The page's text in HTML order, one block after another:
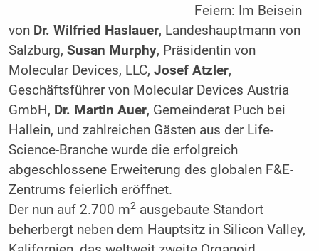
Feiern: Im Beisein
vonDr. Wilfried Haslauer, Landeshauptmann von
Salzburg, Susan Murphy, Präsidentin von
Molecular Devices, LLC, Josef Atzler,
Geschäftsführer von Molecular ­Devices Austria
GmbH, Dr. Martin Auer, Gemeinderat Puch bei
Hallein, und zahlreichen Gästen aus der Life-
Science-Branche wurde die erfolgreich
abgeschlossene ­Erweiterung des globalen F&E-
Zentrums feierlich eröffnet.
Der nun auf 2.700 m2ausgebaute Standort
beherbergt neben dem Hauptsitz in Silicon Valley,